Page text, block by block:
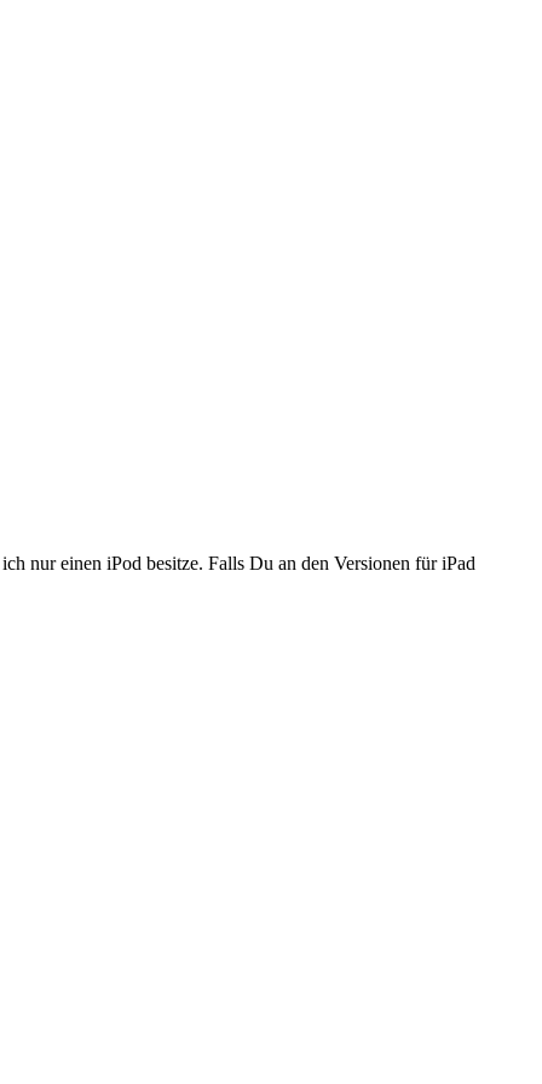
nur einen iPod besitze. Falls Du an den Versionen für iPad